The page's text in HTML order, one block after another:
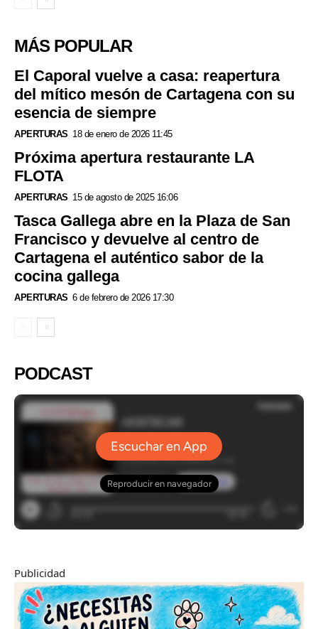
MÁS POPULAR
El Caporal vuelve a casa: reapertura
del mítico mesón de Cartagena con su
esencia de siempre
APERTURAS 18 de enero de 2026 11:45
Próxima apertura restaurante LA
FLOTA
APERTURAS 15 de agosto de 2025 16:06
Tasca Gallega abre en la Plaza de San
Francisco y devuelve al centro de
Cartagena el auténtico sabor de la
cocina gallega
APERTURAS 6 de febrero de 2026 17:30
PODCAST
Publicidad